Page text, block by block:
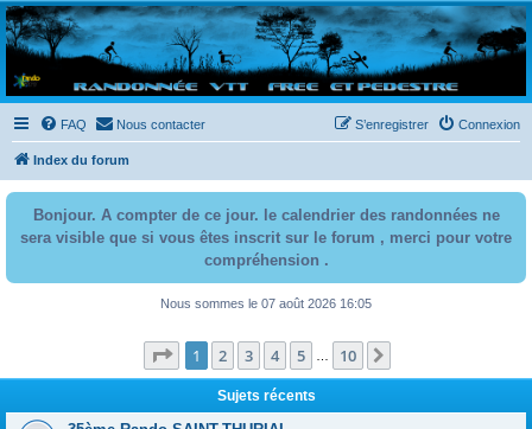
Randovttfree.fr
Bienvenue sur le site des randos vtt et pédestre de Bretagne . Bonne navigation sur le site
et bonnes randos dans l'Ouest !
FAQ Nous contacter Connexion
S’enregistrer
Index du forum
Bonjour. A compter de ce jour. le calendrier des randonnées ne
sera visible que si vous êtes inscrit sur le forum , merci pour votre
compréhension .
Nous sommes le 07 août 2026 16:05
Page 1sur10
1 2 3 4 5 10
Sujets récents